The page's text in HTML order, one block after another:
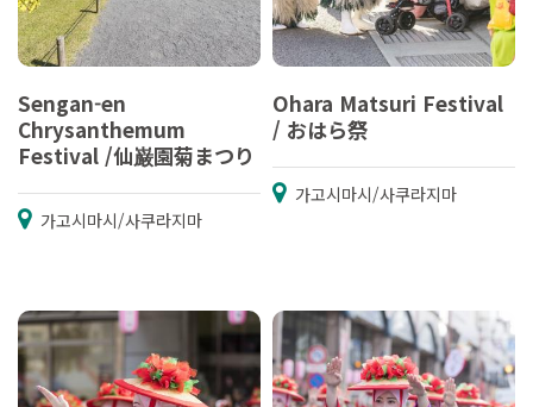
Sengan-en
Chrysanthemum
Festival /仙巌園菊まつり
가고시마시/사쿠라지마
Ohara Matsuri Festival
/ おはら祭
가고시마시/사쿠라지마